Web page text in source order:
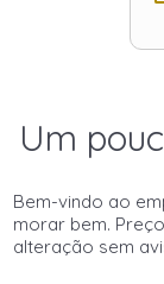
Um
Bem-vindo ao
morar bem.
alteração sem